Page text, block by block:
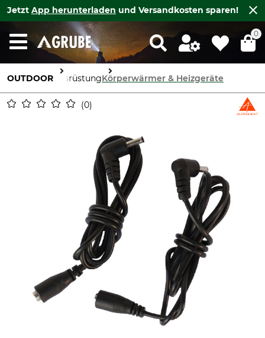
Jetzt App herunterladen und Versandkosten sparen!
0
OUTDOOR AusrüstungKörperwärmer & Heizgeräte
0